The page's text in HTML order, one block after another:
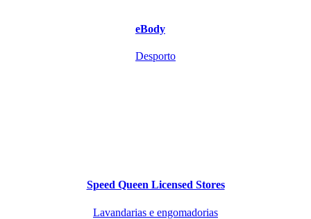
eBody
Desporto
Speed Queen Licensed Stores
Lavandarias e engomadorias